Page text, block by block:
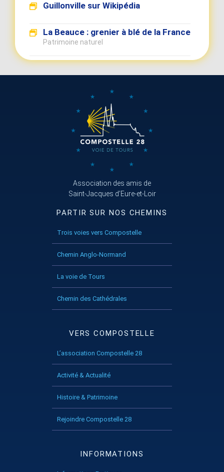
Guillonville sur Wikipédia
La Beauce : grenier à blé de la France
Patrimoine naturel
Association des amis de
Saint-Jacques d’Eure-et-Loir
PARTIR SUR NOS CHEMINS
Trois voies vers Compostelle
Chemin Anglo-Normand
La voie de Tours
Chemin des Cathédrales
VERS COMPOSTELLE
L’association Compostelle 28
Activité & Actualité
Histoire & Patrimoine
Rejoindre Compostelle 28
INFORMATIONS